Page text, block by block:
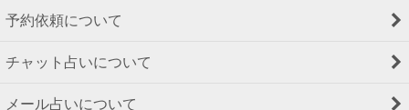
予約依頼について
チャット占いについて
メール占いについて